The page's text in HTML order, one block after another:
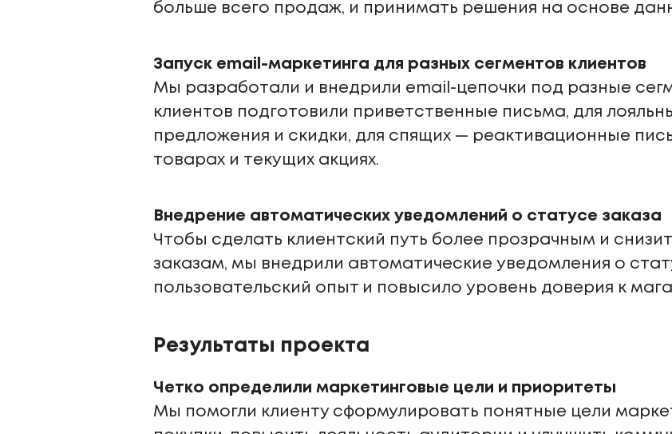
больше всего продаж, и принимать решения на основе
Запуск email-маркетинга для разных сегментов клиентов
Мы разработали и внедрили email-цепочки под разные
клиентов подготовили приветственные письма, для
предложения и скидки, для спящих — реактивационные
товарах и текущих акциях.
Внедрение автоматических уведомлений о статусе заказа
Чтобы сделать клиентский путь более прозрачным и
заказам, мы внедрили автоматические уведомления о
пользовательский опыт и повысило уровень доверия к
Результаты проекта
Четко определили маркетинговые цели и приоритеты
Мы помогли клиенту сформулировать понятные цели